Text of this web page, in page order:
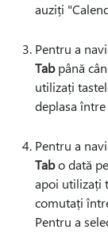
auziți
Pentru a
Tabpână
utilizați
deplasa
Pentru a
Tabo dată
apoi utilizați
comutați
Pentru a